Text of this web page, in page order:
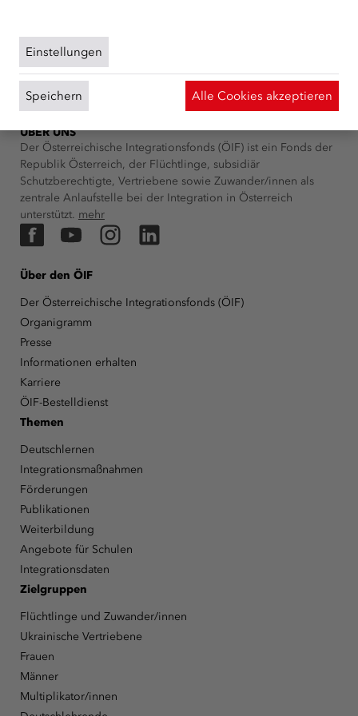
ÜBER UNS
Der Österreichische Integrationsfonds (ÖIF) ist ein Fonds der
Republik Österreich, der Flüchtlinge, subsidiär
Schutzberechtigte, Vertriebene sowie Zuwander/innen als
zentrale Anlaufstelle bei der Integration in Österreich
unterstützt. mehr
FacebookYouTubeInstagramLinkedIn
Über den ÖIF
Der Österreichische Integrationsfonds (ÖIF)
Organigramm
Presse
Informationen erhalten
Karriere
ÖIF-Bestelldienst
Themen
Deutschlernen
Integrationsmaßnahmen
Förderungen
Publikationen
Weiterbildung
Angebote für Schulen
Integrationsdaten
Zielgruppen
Flüchtlinge und Zuwander/innen
Ukrainische Vertriebene
Frauen
Männer
Multiplikator/innen
Einstellungen
Speichern Alle Cookies akzeptieren